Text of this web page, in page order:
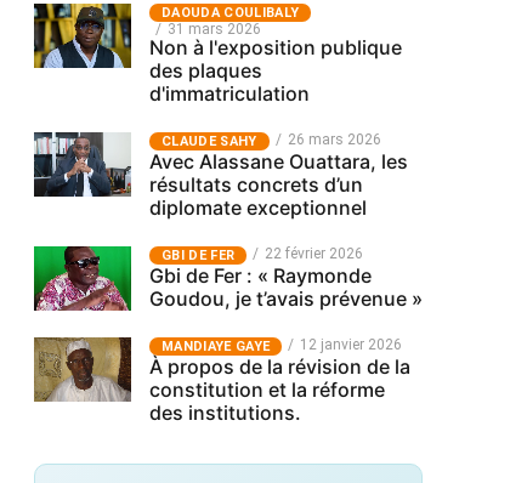
‎DAOUDA COULIBALY
31 mars 2026
Non à l'exposition publique
des plaques
d'immatriculation
CLAUDE SAHY 26 mars 2026
Avec Alassane Ouattara, les
résultats concrets d’un
diplomate exceptionnel
GBI DE FER 22 février 2026
Gbi de Fer : « Raymonde
Goudou, je t’avais prévenue »
MANDIAYE GAYE 12 janvier 2026
À propos de la révision de la
constitution et la réforme
des institutions.